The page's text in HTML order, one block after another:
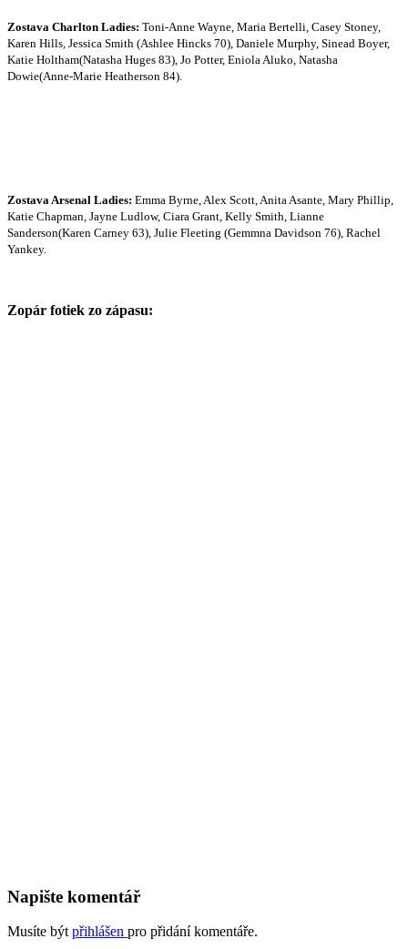
Zostava Charlton Ladies: Toni-Anne Wayne, Maria Bertelli, Casey Stoney,
Karen Hills, Jessica Smith (Ashlee Hincks 70), Daniele Murphy, Sinead Boyer,
Katie Holtham(Natasha Huges 83), Jo Potter, Eniola Aluko, Natasha
Dowie(Anne-Marie Heatherson 84).
Zostava Arsenal Ladies: Emma Byrne, Alex Scott, Anita Asante, Mary Phillip,
Katie Chapman, Jayne Ludlow, Ciara Grant, Kelly Smith, Lianne
Sanderson(Karen Carney 63), Julie Fleeting (Gemmna Davidson 76), Rachel
Yankey.
Zopár fotiek zo zápasu:
Napište komentář
Musíte být přihlášen pro přidání komentáře.